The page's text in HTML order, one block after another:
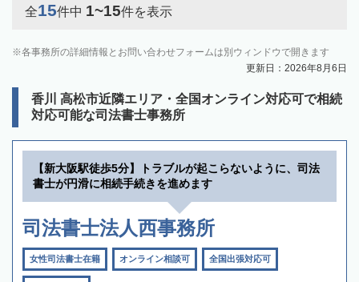
全15件中 1~15件を表示
各事務所の詳細情報とお問い合わせフォームは別ウィンドウで開きます
更新日：2026年8月6日
香川 高松市近隣エリア・全国オンライン対応可で相続
対応可能な司法書士事務所
【新大阪駅徒歩5分】トラブルが起こらないように、司法
書士が円滑に相続手続きを進めます
司法書士法人西事務所
女性司法書士在籍 オンライン相談可 全国出張対応可